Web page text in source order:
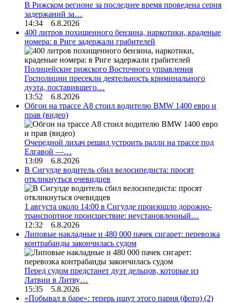
В Рижском регионе за последнее время проведена серия
задержаний за…
14:34 6.8.2026
400 литров похищенного бензина, наркотики, краденые
номера: в Риге задержали грабителей
Полицейские рижского Восточного управления
Госполиции пресекли деятельность криминального
дуэта, поставившего…
13:52 6.8.2026
Обгон на трассе А8 стоил водителю BMW 1400 евро и
прав (видео)
Очередной лихач решил устроить ралли на трассе под
Елгавой —…
13:09 6.8.2026
В Сигулде водитель сбил велосипедиста: просят
откликнуться очевидцев
1 августа около 14:00 в Сигулде произошло дорожно-
транспортное происшествие: неустановленный…
12:32 6.8.2026
Липовые накладные и 480 000 пачек сигарет: перевозка
контрабанды закончилась судом
Перед судом предстанет дуэт дельцов, которые из
Латвии в Литву…
15:35 5.8.2026
«Побывал в баре»: теперь ищут этого парня (фото) (2)